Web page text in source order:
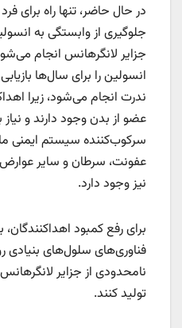
جلوگیری از وابستگی به
جزایر لانگرهانس انجام
انسولین را برای سال‌ها
ندرت انجام می‌شود، زیرا
عضو از بدن وجود دارند و نیاز
سرکوب‌کننده سیستم ایمنی
عفونت، سرطان و سایر عوارض
نیز وجود دارد.
برای رفع کمبود
فناوری‌های سلول‌های بنیادی
نامحدودی از جزایر
تولید کنند.